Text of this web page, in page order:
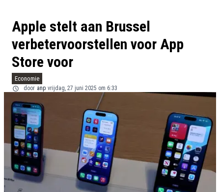
Apple stelt aan Brussel
verbetervoorstellen voor App
Store voor
Economie
door anp vrijdag, 27 juni 2025 om 6:33